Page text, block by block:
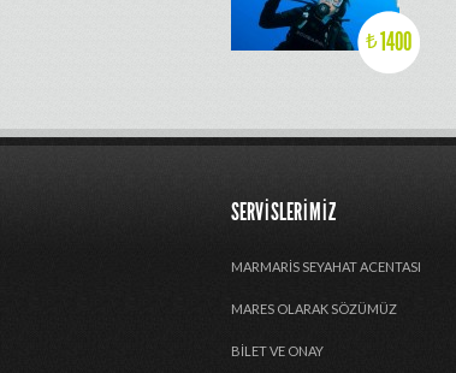
₺1400
SERVISLERIMIZ
MARMARIS SEYAHAT ACENTASI
MARES OLARAK SÖZÜMÜZ
BILET VE ONAY